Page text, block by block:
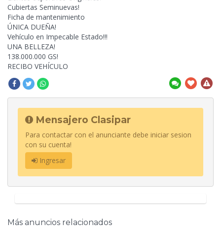
Cubiertas Seminuevas!
Ficha de mantenimiento
ÚNICA DUEÑA!
Vehículo en Impecable Estado!!!
UNA BELLEZA!
138.000.000 GS!
RECIBO VEHÍCULO
Mensajero Clasipar
Para contactar con el anunciante debe iniciar sesion
con su cuenta!
Ingresar
Más anuncios relacionados